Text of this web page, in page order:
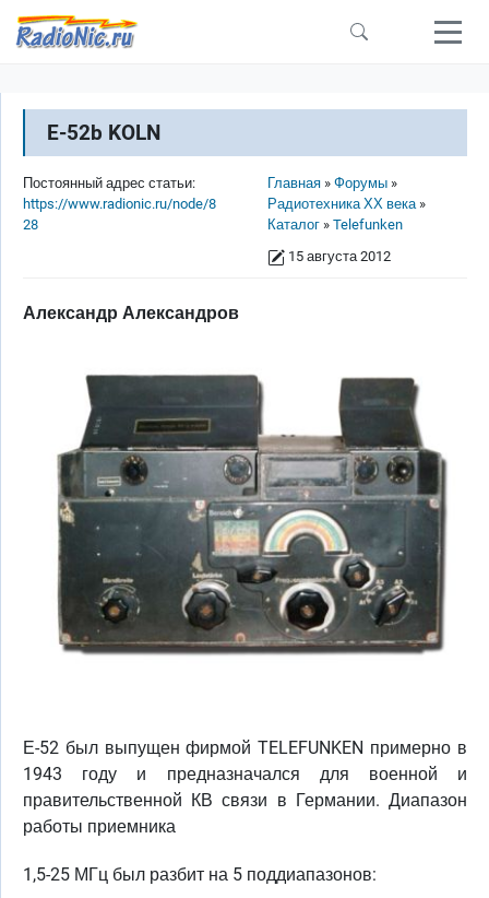
Перейти к основному содержанию
E-52b KOLN
Строка навигации
Главная
Форумы
Радиотехника ХХ века
Каталог
Telefunken
15 августа 2012
Постоянный адрес статьи:
https://www.radionic.ru/node/8
28
Александр Александров
Е-52 был выпущен фирмой TELEFUNKEN примерно в
1943 году и предназначался для военной и
правительственной КВ связи в Германии. Диапазон
работы приемника
1,5-25 МГц был разбит на 5 поддиапазонов: